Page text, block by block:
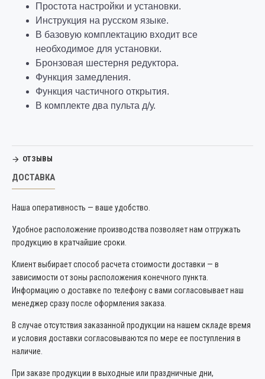
Простота настройки и установки.
Инструкция на русском языке.
В базовую комплектацию входит все
необходимое для установки.
Бронзовая шестерня редуктора.
Функция замедления.
Функция частичного открытия.
В комплекте два пульта д/у.
ОТЗЫВЫ
ДОСТАВКА
Наша оперативность — ваше удобство.
Удобное расположение производства позволяет нам отгружать
продукцию в кратчайшие сроки.
Клиент выбирает способ расчета стоимости доставки — в
зависимости от зоны расположения конечного пункта.
Информацию о доставке по телефону с вами согласовывает наш
менеджер сразу после оформления заказа.
В случае отсутствия заказанной продукции на нашем складе время
и условия доставки согласовываются по мере ее поступления в
наличие.
При заказе продукции в выходные или праздничные дни,